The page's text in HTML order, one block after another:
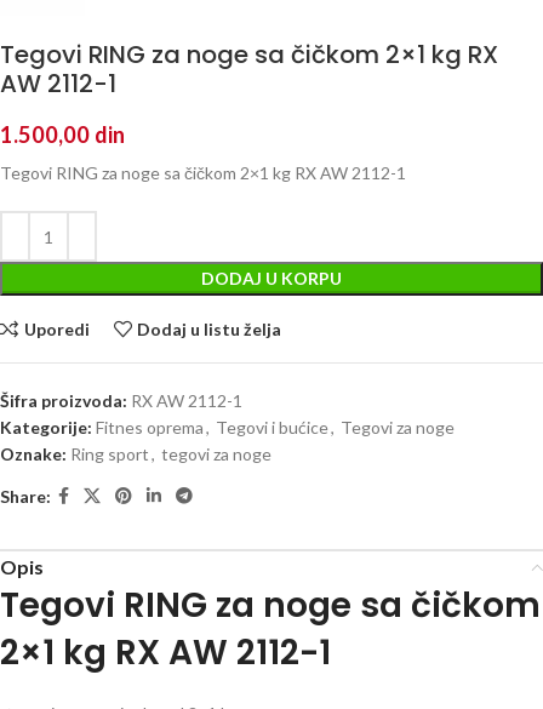
Tegovi RING za noge sa čičkom 2×1 kg RX
AW 2112-1
1.500,00 din
Tegovi RING za noge sa čičkom 2×1 kg RX AW 2112-1
DODAJ U KORPU
Uporedi Dodaj u listu želja
Šifra proizvoda: RX AW 2112-1
Kategorije: Fitnes oprema, Tegovi i bućice, Tegovi za noge
Oznake: Ring sport, tegovi za noge
Share:
Opis
Tegovi RING za noge sa čičkom
2×1 kg RX AW 2112-1